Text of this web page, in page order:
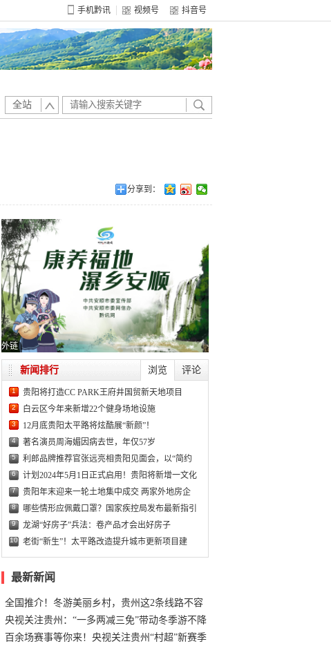
手机黔讯 视频号 抖音号
全站
分享到：
外链
浏览 评论
新闻排行
1 贵阳将打造CC PARK王府井国贸新天地项目
2 白云区今年来新增22个健身场地设施
3 12月底贵阳太平路将炫酷展“新颜”！
4 著名演员周海媚因病去世，年仅57岁
5 利郎品牌推荐官张远亮相贵阳见面会，以“简约
6 计划2024年5月1日正式启用！贵阳将新增一文化
7 贵阳年末迎来一轮土地集中成交 两家外地房企
8 哪些情形应佩戴口罩？国家疾控局发布最新指引
9 龙湖“好房子”兵法：卷产品才会出好房子
10 老街“新生”！太平路改造提升城市更新项目建
最新新闻
全国推介！冬游美丽乡村，贵州这2条线路不容
错过
央视关注贵州：“一多两减三免”带动冬季游不降
温
百余场赛事等你来！央视关注贵州“村超”新赛季